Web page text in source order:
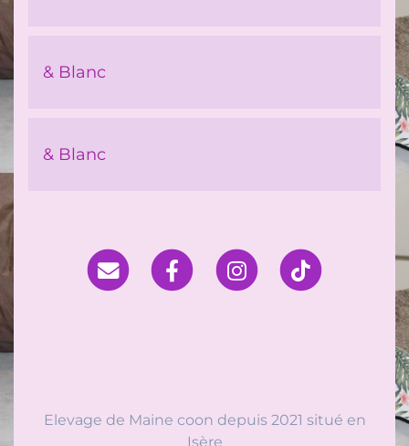
& Blanc
& Blanc
Elevage de Maine coon depuis 2021 situé en
Isère